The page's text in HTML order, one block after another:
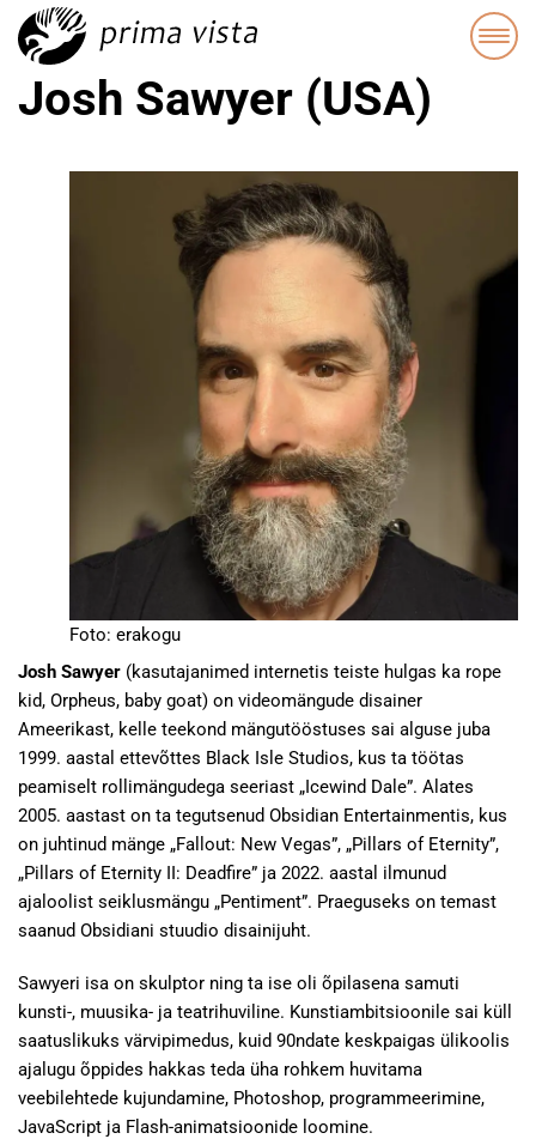
Josh Sawyer (USA)
Foto: erakogu
Josh Sawyer (kasutajanimed internetis teiste hulgas ka rope
kid, Orpheus, baby goat) on videomängude disainer
Ameerikast, kelle teekond mängutööstuses sai alguse juba
1999. aastal ettevõttes Black Isle Studios, kus ta töötas
peamiselt rollimängudega seeriast „Icewind Dale”. Alates
2005. aastast on ta tegutsenud Obsidian Entertainmentis, kus
on juhtinud mänge „Fallout: New Vegas”, „Pillars of Eternity”,
„Pillars of Eternity II: Deadfire” ja 2022. aastal ilmunud
ajaloolist seiklusmängu „Pentiment”. Praeguseks on temast
saanud Obsidiani stuudio disainijuht.
Sawyeri isa on skulptor ning ta ise oli õpilasena samuti
kunsti-, muusika- ja teatrihuviline. Kunstiambitsioonile sai küll
saatuslikuks värvipimedus, kuid 90ndate keskpaigas ülikoolis
ajalugu õppides hakkas teda üha rohkem huvitama
veebilehtede kujundamine, Photoshop, programmeerimine,
JavaScript ja Flash-animatsioonide loomine.